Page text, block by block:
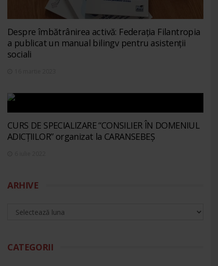
Despre îmbătrânirea activă: Federația Filantropia
a publicat un manual bilingv pentru asistenții
sociali
CURS DE SPECIALIZARE “CONSILIER ÎN DOMENIUL
ADICȚIILOR” organizat la CARANSEBEȘ
ARHIVE
CATEGORII